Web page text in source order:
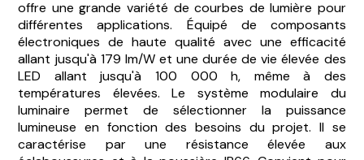
offre une grande variété de courbes de lumière pour
différentes applications. Équipé de composants
électroniques de haute qualité avec une efficacité
allant jusqu'à 179 lm/W et une durée de vie élevée des
LED allant jusqu'à 100 000 h, même à des
températures élevées. Le système modulaire du
luminaire permet de sélectionner la puissance
lumineuse en fonction des besoins du projet. Il se
caractérise par une résistance élevée aux